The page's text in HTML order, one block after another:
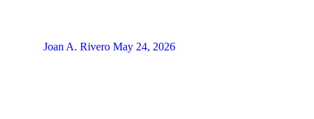
Joan A. Rivero May 24, 2026